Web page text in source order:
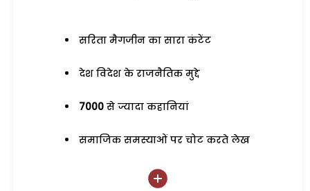
सरिता मैगजीन का सारा कंटेंट
देश विदेश के राजनैतिक मुद्दे
7000 से ज्यादा कहानियां
समाजिक समस्याओं पर चोट करते लेख